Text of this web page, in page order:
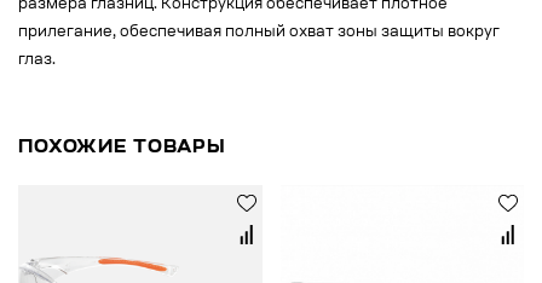
размера глазниц. Конструкция обеспечивает плотное
прилегание, обеспечивая полный охват зоны защиты вокруг
глаз.
ПОХОЖИЕ ТОВАРЫ